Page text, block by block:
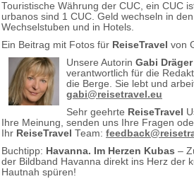
Touristische Währung der CUC, ein CUC
urbanos sind 1 CUC. Geld wechseln in
Wechselstuben und in Hotels.
Ein Beitrag mit Fotos für ReiseTravel von
Unsere Autorin Gabi Dräger
verantwortlich für die
die Berge. Sie lebt und
gabi@reisetravel.eu
Sehr geehrte ReiseTravel
Ihre Meinung, senden uns Ihre Fragen
Ihr ReiseTravel Team:
Buchtipp: Havanna. Im Herzen Kubas –
der Bildband Havanna direkt ins Herz der
Hautnah spüren!